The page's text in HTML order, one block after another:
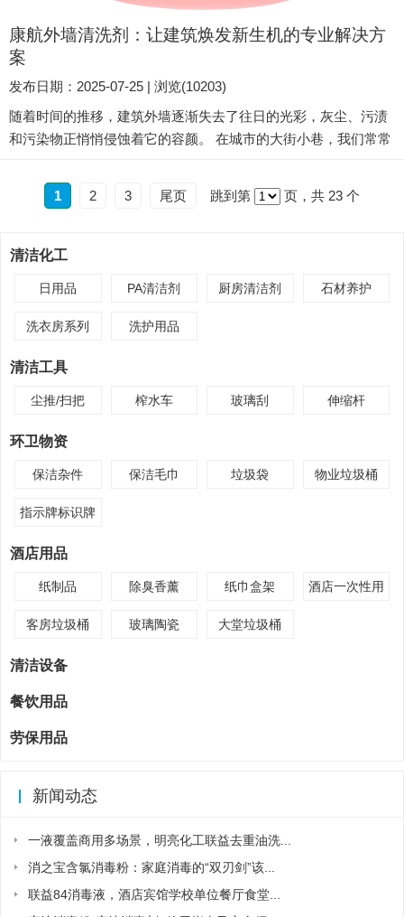
康航外墙清洗剂：让建筑焕发新生机的专业解决方
案
发布日期：2025-07-25 | 浏览(10203)
随着时间的推移，建筑外墙逐渐失去了往日的光彩，灰尘、污渍
和污染物正悄悄侵蚀着它的容颜。 在城市的大街小巷，我们常常
痕，瓷砖表面附着污垢。这些不仅影响美观，更可能对建筑材料
造成不可逆的损害。康航外墙清洗剂以其卓越的清洁效能和专业
洁力 康航外墙清洗剂的核心优势在于其科学的成分配比系统...
1 2 3 尾页 跳到第 页，共 23 个
清洁化工
日用品 PA清洁剂 厨房清洁剂 石材养护
洗衣房系列 洗护用品
清洁工具
尘推/扫把 榨水车 玻璃刮 伸缩杆
环卫物资
保洁杂件 保洁毛巾 垃圾袋 物业垃圾桶
指示牌标识牌
酒店用品
纸制品 除臭香薰 纸巾盒架
酒店一次性用
客房垃圾桶 玻璃陶瓷 大堂垃圾桶
清洁设备
餐饮用品
劳保用品
新闻动态
一液覆盖商用多场景，明亮化工联益去重油洗...
消之宝含氯消毒粉：家庭消毒的“双刃剑”该...
联益84消毒液，酒店宾馆学校单位餐厅食堂...